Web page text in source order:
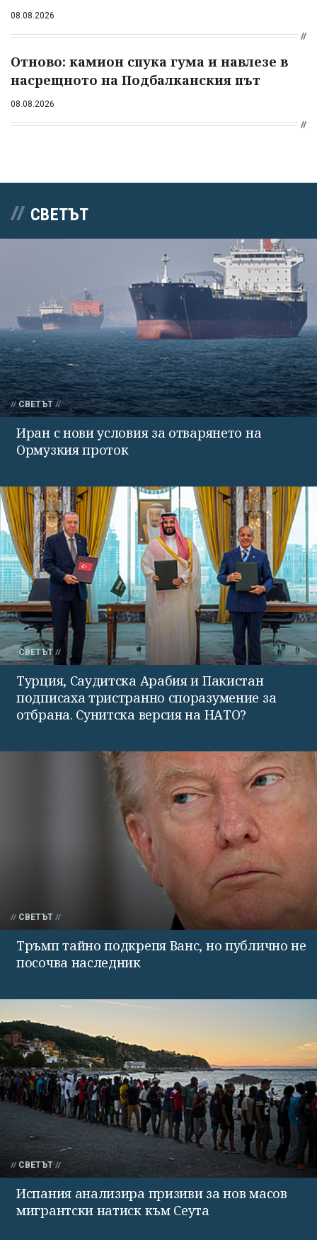
08.08.2026
Отново: камион спука гума и навлезе в
насрещното на Подбалканския път
08.08.2026
СВЕТЪТ
СВЕТЪТ
Иран с нови условия за отварянето на
Ормузкия проток
СВЕТЪТ
Турция, Саудитска Арабия и Пакистан
подписаха тристранно споразумение за
отбрана. Сунитска версия на НАТО?
СВЕТЪТ
Тръмп тайно подкрепя Ванс, но публично не
посочва наследник
СВЕТЪТ
Испания анализира призиви за нов масов
мигрантски натиск към Сеута